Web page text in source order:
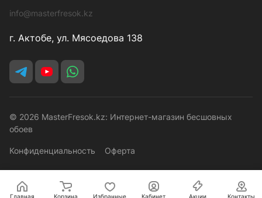
info@masterfresok.kz
г. Актобе, ул. Мясоедова 138
© 2026 MasterFresok.kz: Интернет-магазин бесшовных
обоев
Конфиденциальность Оферта
Главная Корзина Избранные Кабинет Акции Контакты